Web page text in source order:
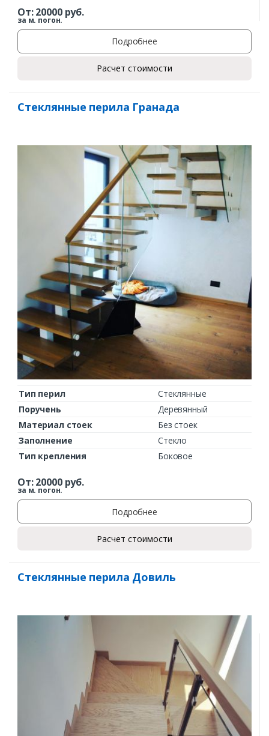
От:20000руб.
за м. погон.
Подробнее
Расчет стоимости
Стеклянные перила Гранада
Тип перил
Стеклянные
Поручень
Деревянный
Материал стоек
Без стоек
Заполнение
Стекло
Тип крепления
Боковое
От:20000руб.
за м. погон.
Подробнее
Расчет стоимости
Стеклянные перила Довиль